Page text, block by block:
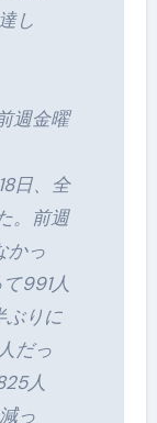
し
週金曜
日、全
。前週
かっ
991人
ぶりに
だっ
人
っ